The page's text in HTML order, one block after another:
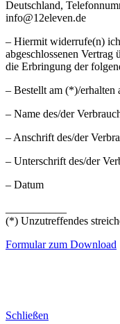
Deutschland,
info@12eleven.de
– Hiermit widerrufe(n)
abgeschlossenen
die Erbringung der
– Bestellt am (*)/erhalten
– Name des/der
– Anschrift des/der
– Unterschrift des/der
– Datum
(*) Unzutreffendes
Formular zum Download
Schließen